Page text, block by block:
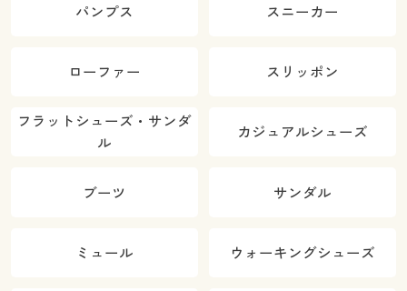
パンプス スニーカー
ローファー スリッポン
フラットシューズ・サンダ
ル
カジュアルシューズ
ブーツ サンダル
ミュール ウォーキングシューズ